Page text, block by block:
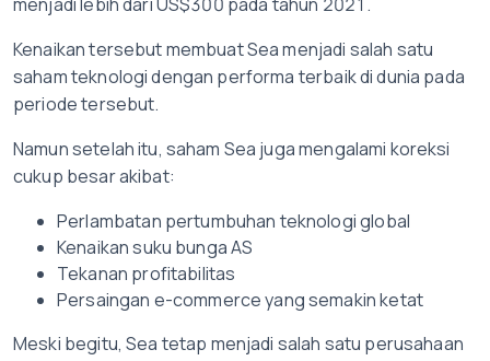
Kenaikan tersebut membuat Sea menjadi salah satu
saham teknologi dengan performa terbaik di dunia pada
periode tersebut.
Namun setelah itu, saham Sea juga mengalami koreksi
cukup besar akibat:
Perlambatan pertumbuhan teknologi global
Kenaikan suku bunga AS
Tekanan profitabilitas
Persaingan e-commerce yang semakin ketat
Meski begitu, Sea tetap menjadi salah satu perusahaan